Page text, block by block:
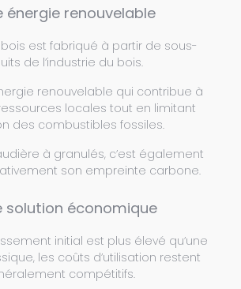
énergie renouvelable
est fabriqué à partir de sous-
de l’industrie du bois.
renouvelable qui contribue à
locales tout en limitant
des combustibles fossiles.
à granulés, c’est également
son empreinte carbone.
solution économique
initial est plus élevé qu’une
les coûts d’utilisation restent
compétitifs.